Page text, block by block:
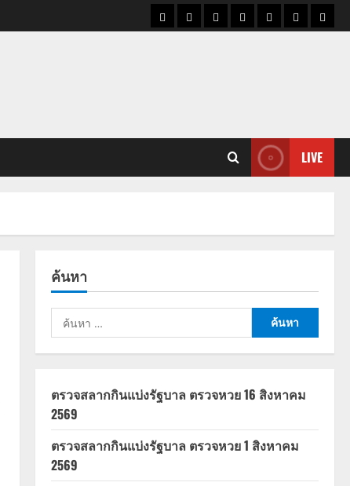
ราคาแนว
ข่าว
ข่าว
ดูด
ที่
ผู้ชา
LIVE
ค้นหา
ค้นหา
สำหรับ:
ตรวจสลากกินแบ่งรัฐบาล ตรวจหวย 16 สิงหาคม
2569
ตรวจสลากกินแบ่งรัฐบาล ตรวจหวย 1 สิงหาคม
2569